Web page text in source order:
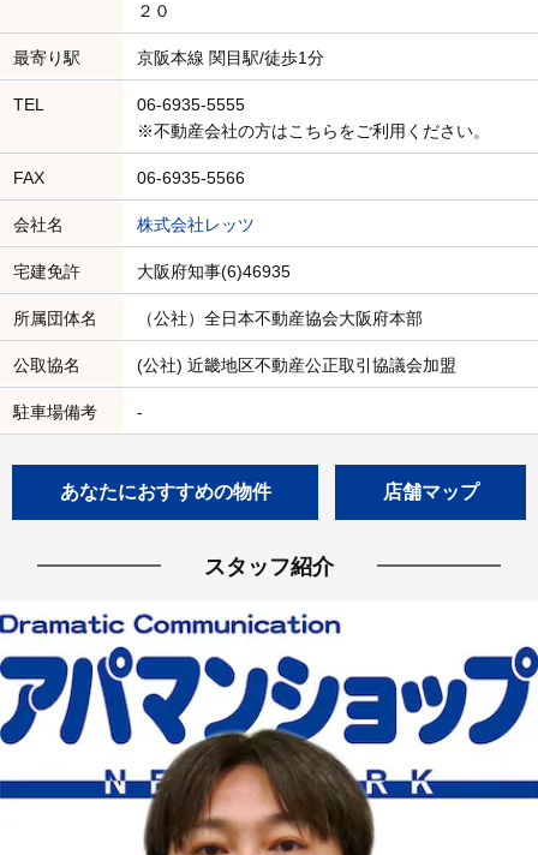
２０
最寄り駅 京阪本線 関目駅/徒歩1分
TEL
06-6935-5555
※不動産会社の方はこちらをご利用ください。
FAX 06-6935-5566
会社名 株式会社レッツ
宅建免許 大阪府知事(6)46935
所属団体名 （公社）全日本不動産協会大阪府本部
公取協名 (公社) 近畿地区不動産公正取引協議会加盟
駐車場備考 -
あなたにおすすめの物件 店舗マップ
スタッフ紹介